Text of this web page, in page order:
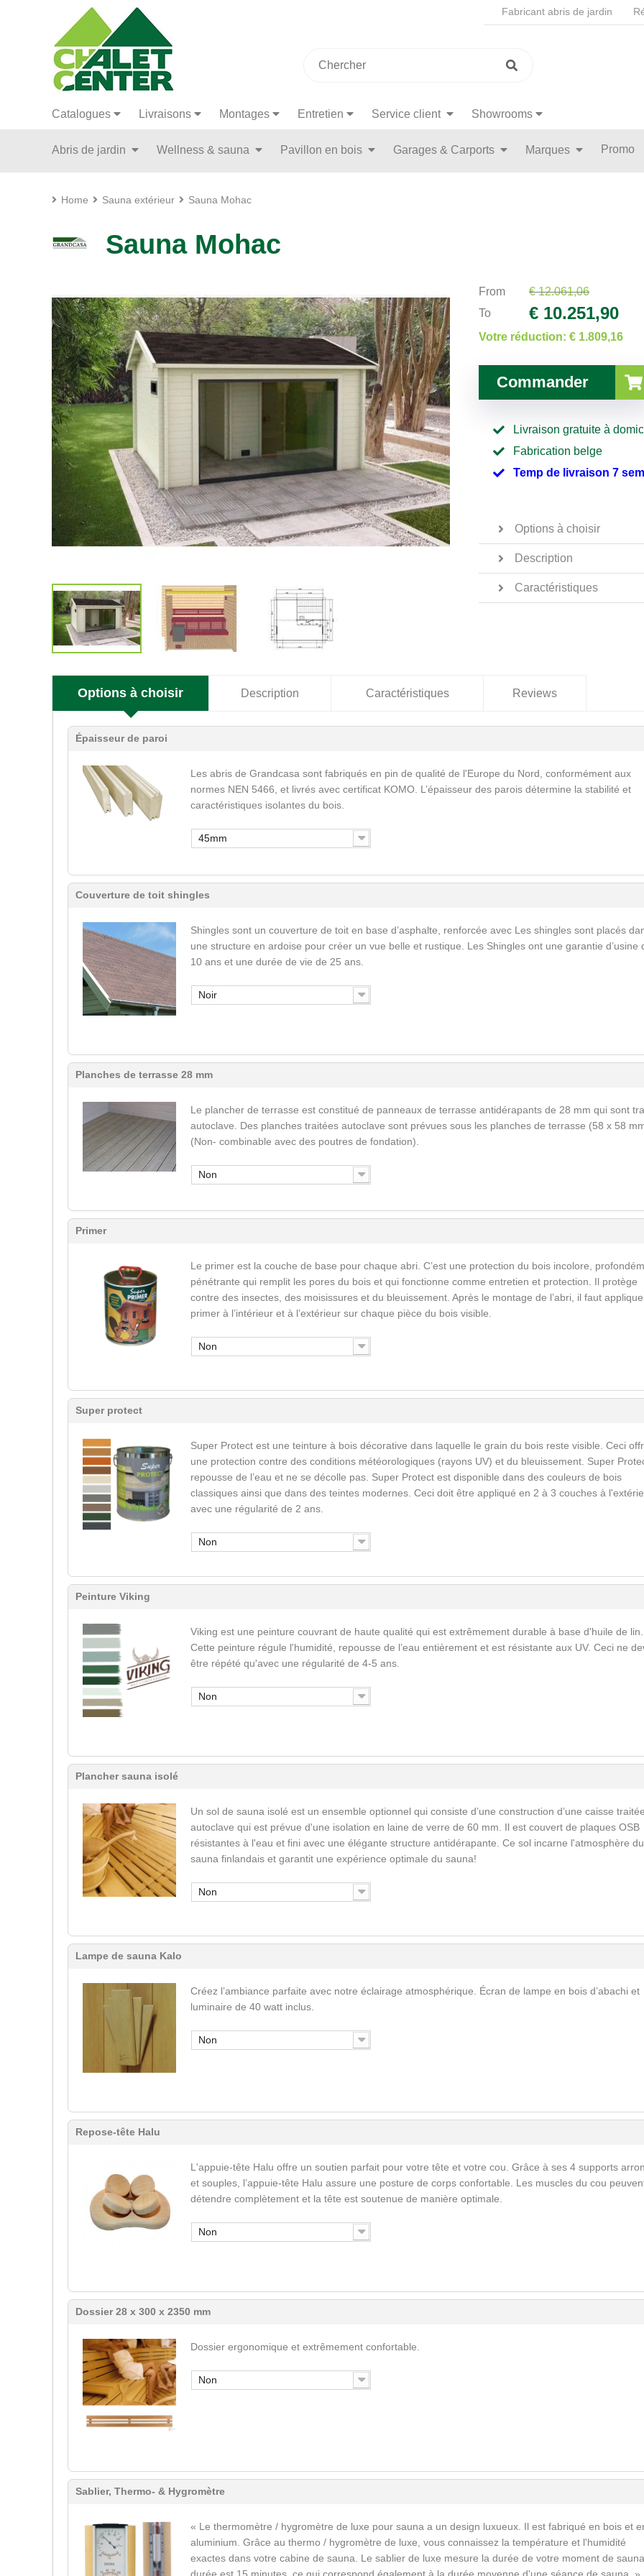
Fabricant abris de jardin
Catalogues Livraisons Montages Entretien Service client Showrooms
Abris de jardin Wellness & sauna Pavillon en bois Garages & Carports Marques Promo
Home Sauna extérieur Sauna Mohac
Sauna Mohac
From
€ 12.061,06
To
€ 10.251,90
Votre réduction: € 1.809,16
Commander
Livraison gratuite à
Fabrication belge
Temp de livraison 7
Options à choisir
Description
Caractéristiques
Options à choisir Description Caractéristiques Reviews
Épaisseur de paroi
Les abris de Grandcasa sont fabriqués en pin de qualité de l'Europe du Nord, conformément aux
normes NEN 5466, et livrés avec certificat KOMO. L’épaisseur des parois détermine la stabilité et
caractéristiques isolantes du bois.
45mm
Couverture de toit shingles
Shingles sont un couverture de toit en base d’asphalte, renforcée avec Les shingles sont placés
une structure en ardoise pour créer un vue belle et rustique. Les Shingles ont une garantie d’usine
10 ans et une durée de vie de 25 ans.
Noir
Planches de terrasse 28 mm
Le plancher de terrasse est constitué de panneaux de terrasse antidérapants de 28 mm qui sont
autoclave. Des planches traitées autoclave sont prévues sous les planches de terrasse (58 x 58
(Non- combinable avec des poutres de fondation).
Non
Primer
Le primer est la couche de base pour chaque abri. C’est une protection du bois incolore,
pénétrante qui remplit les pores du bois et qui fonctionne comme entretien et protection. Il protège
contre des insectes, des moisissures et du bleuissement. Après le montage de l’abri, il faut
primer à l’intérieur et à l’extérieur sur chaque pièce du bois visible.
Non
Super protect
Super Protect est une teinture à bois décorative dans laquelle le grain du bois reste visible. Ceci
une protection contre des conditions météorologiques (rayons UV) et du bleuissement. Super
repousse de l’eau et ne se décolle pas. Super Protect est disponible dans des couleurs de bois
classiques ainsi que dans des teintes modernes. Ceci doit être appliqué en 2 à 3 couches à
avec une régularité de 2 ans.
Non
Peinture Viking
Viking est une peinture couvrant de haute qualité qui est extrêmement durable à base d'huile de lin.
Cette peinture régule l'humidité, repousse de l’eau entièrement et est résistante aux UV. Ceci ne
être répété qu'avec une régularité de 4-5 ans.
Non
Plancher sauna isolé
Un sol de sauna isolé est un ensemble optionnel qui consiste d’une construction d’une caisse traitée
autoclave qui est prévue d'une isolation en laine de verre de 60 mm. Il est couvert de plaques OSB
résistantes à l'eau et fini avec une élégante structure antidérapante. Ce sol incarne l'atmosphère du
sauna finlandais et garantit une expérience optimale du sauna!
Non
Lampe de sauna Kalo
Créez l’ambiance parfaite avec notre éclairage atmosphérique. Écran de lampe en bois d’abachi et
luminaire de 40 watt inclus.
Non
Repose-tête Halu
L'appuie-tête Halu offre un soutien parfait pour votre tête et votre cou. Grâce à ses 4 supports
et souples, l’appuie-tête Halu assure une posture de corps confortable. Les muscles du cou
détendre complètement et la tête est soutenue de manière optimale.
Non
Dossier 28 x 300 x 2350 mm
Dossier ergonomique et extrêmement confortable.
Non
Sablier, Thermo- & Hygromètre
« Le thermomètre / hygromètre de luxe pour sauna a un design luxueux. Il est fabriqué en bois et
aluminium. Grâce au thermo / hygromètre de luxe, vous connaissez la température et l'humidité
exactes dans votre cabine de sauna. Le sablier de luxe mesure la durée de votre moment de